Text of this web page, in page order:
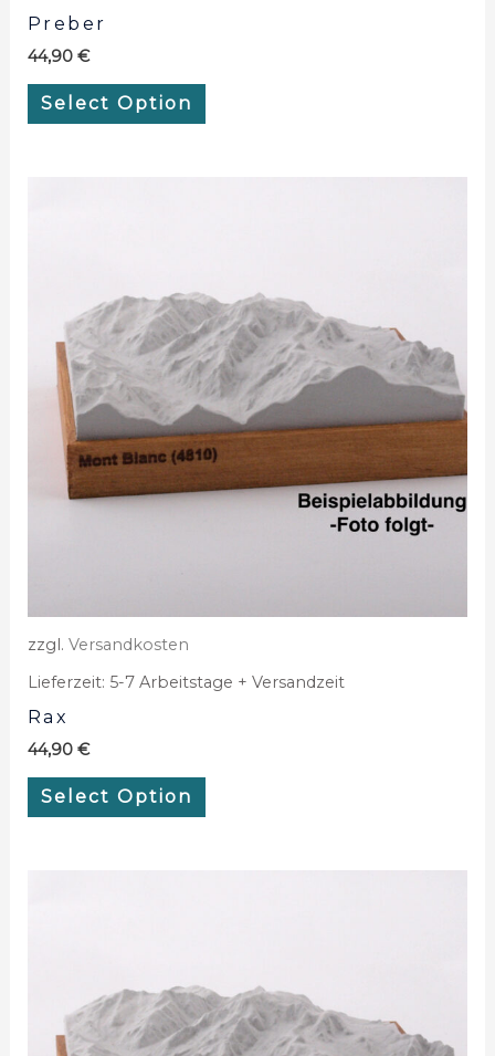
Preber
44,90 €
Select Option
zzgl. Versandkosten
Lieferzeit: 5-7 Arbeitstage + Versandzeit
Rax
44,90 €
Select Option